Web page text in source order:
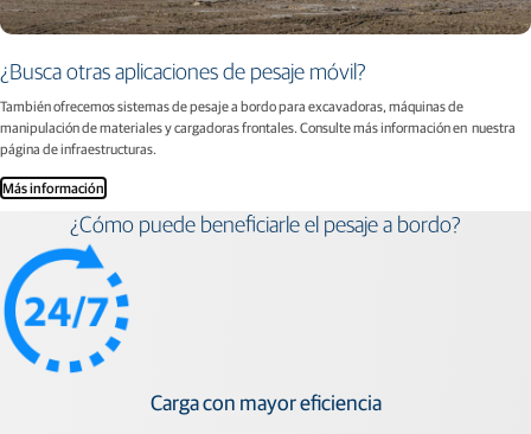
¿Busca otras aplicaciones de pesaje móvil?
También ofrecemos sistemas de pesaje a bordo para excavadoras, máquinas de
manipulación de materiales y cargadoras frontales. Consulte más información en nuestra
página de infraestructuras.
Más información
¿Cómo puede beneficiarle el pesaje a bordo?
Carga con mayor eficiencia